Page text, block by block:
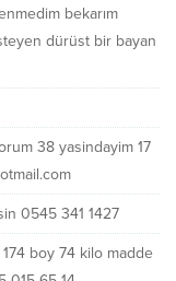
bekarım
dürüst bir bayan
38 yasindayim 17
0545 341 1427
174 boy 74 kilo madde